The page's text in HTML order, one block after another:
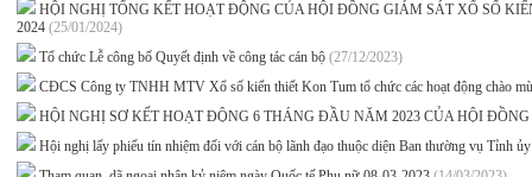
HỘI NGHỊ TỔNG KẾT HOẠT ĐỘNG CỦA HỘI ĐỒNG GIÁM SÁT XỔ SỐ
2024 (25/01/2024)
Tổ chức Lễ công bố Quyết định về công tác cán bộ (27/12/2023)
CĐCS Công ty TNHH MTV Xổ số kiến thiết Kon Tum tổ chức các hoạt động chào
HỘI NGHỊ SƠ KẾT HOẠT ĐỘNG 6 THÁNG ĐẦU NĂM 2023 CỦA HỘI
Hội nghị lấy phiếu tín nhiệm đối với cán bộ lãnh đạo thuộc diện Ban thường vụ Tỉnh